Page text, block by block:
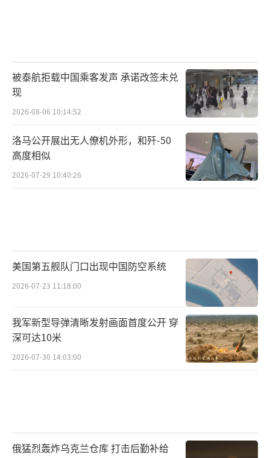
被泰航拒载中国乘客发声 承诺改签未兑
现
2026-08-06 10:14:52
洛马公开展出无人僚机外形，和歼-50
高度相似
2026-07-29 10:40:26
美国第五舰队门口出现中国防空系统
2026-07-23 11:18:00
我军新型导弹清晰发射画面首度公开 穿
深可达10米
2026-07-30 14:03:00
俄猛烈轰炸乌克兰仓库 打击后勤补给